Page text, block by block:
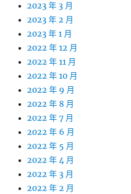
2023 年 3 月
2023 年 2 月
2023 年 1 月
2022 年 12 月
2022 年 11 月
2022 年 10 月
2022 年 9 月
2022 年 8 月
2022 年 7 月
2022 年 6 月
2022 年 5 月
2022 年 4 月
2022 年 3 月
2022 年 2 月